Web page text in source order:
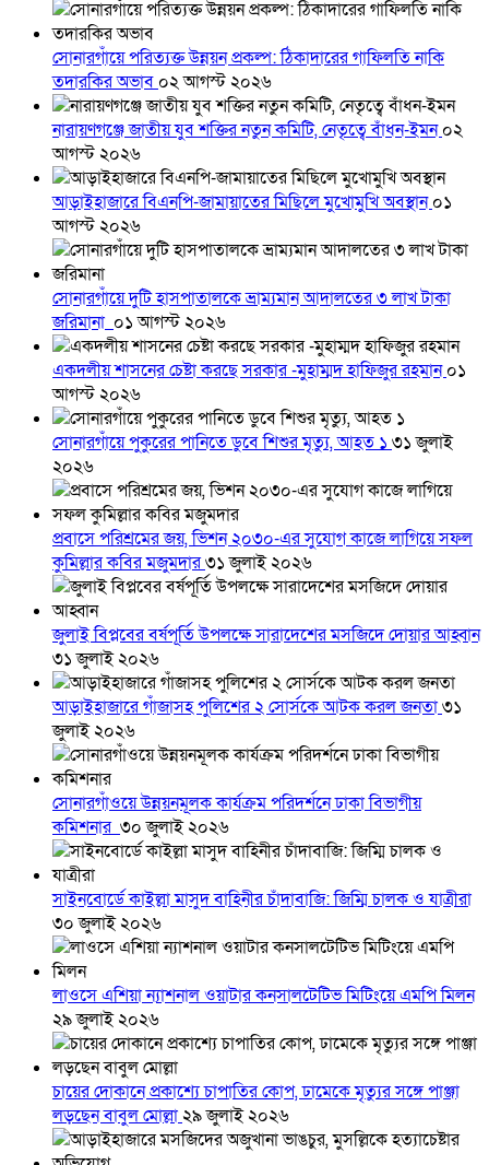
সোনারগাঁয়ে পরিত্যক্ত উন্নয়ন প্রকল্প: ঠিকাদারের গাফিলতি নাকি
তদারকির অভাব ০২ আগস্ট ২০২৬
নারায়ণগঞ্জে জাতীয় যুব শক্তির নতুন কমিটি, নেতৃত্বে বাঁধন-ইমন০২
আগস্ট ২০২৬
আড়াইহাজারে বিএনপি-জামায়াতের মিছিলে মুখোমুখি অবস্থান০১
আগস্ট ২০২৬
সোনারগাঁয়ে দুটি হাসপাতালকে ভ্রাম্যমান আদালতের ৩ লাখ টাকা
জরিমানা ০১ আগস্ট ২০২৬
একদলীয় শাসনের চেষ্টা করছে সরকার -মুহাম্মদ হাফিজুর রহমান০১
আগস্ট ২০২৬
সোনারগাঁয়ে পুকুরের পানিতে ডুবে শিশুর মৃত্যু, আহত ১ ৩১ জুলাই
২০২৬
প্রবাসে পরিশ্রমের জয়, ভিশন ২০৩০-এর সুযোগ কাজে লাগিয়ে সফল
কুমিল্লার কবির মজুমদার৩১ জুলাই ২০২৬
জুলাই বিপ্লবের বর্ষপূর্তি উপলক্ষে সারাদেশের মসজিদে দোয়ার আহ্বান
৩১ জুলাই ২০২৬
আড়াইহাজারে গাঁজাসহ পুলিশের ২ সোর্সকে আটক করল জনতা৩১
জুলাই ২০২৬
সোনারগাঁওয়ে উন্নয়নমূলক কার্যক্রম পরিদর্শনে ঢাকা বিভাগীয়
কমিশনার ৩০ জুলাই ২০২৬
সাইনবোর্ডে কাইল্লা মাসুদ বাহিনীর চাঁদাবাজি: জিম্মি চালক ও যাত্রীরা
৩০ জুলাই ২০২৬
লাওসে এশিয়া ন্যাশনাল ওয়াটার কনসালটেটিভ মিটিংয়ে এমপি মিলন
২৯ জুলাই ২০২৬
চায়ের দোকানে প্রকাশ্যে চাপাতির কোপ, ঢামেকে মৃত্যুর সঙ্গে পাঞ্জা
লড়ছেন বাবুল মোল্লা২৯ জুলাই ২০২৬